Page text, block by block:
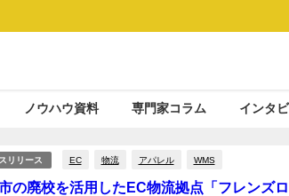
ノウハウ資料 専門家コラム インタ
リリース EC 物流 アパレル WMS
の廃校を活用したEC物流拠点「フレンズ